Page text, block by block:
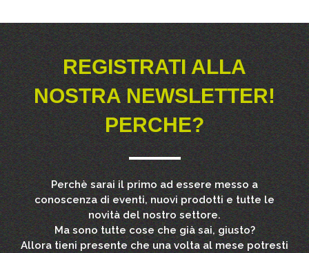
REGISTRATI ALLA
NOSTRA NEWSLETTER!
PERCHE?
Perchè sarai il primo ad essere messo a
conoscenza di eventi, nuovi prodotti e tutte le
novità del nostro settore.
Ma sono tutte cose che già sai, giusto?
Allora tieni presente che una volta al mese potresti